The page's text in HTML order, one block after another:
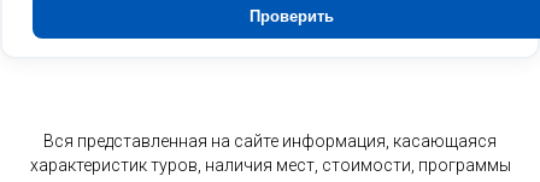
Проверить
Вся представленная на сайте информация, касающаяся
характеристик туров, наличия мест, стоимости, программы